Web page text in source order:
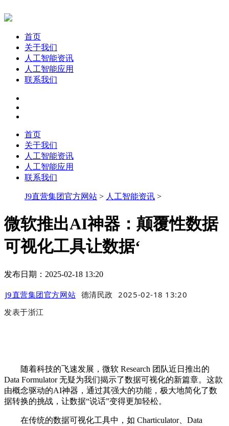
首页
关于我们
人工智能资讯
人工智能应用
联系我们
首页
关于我们
人工智能资讯
人工智能应用
联系我们
J9直营集团官方网站 > 人工智能资讯 >
微软推出AI神器：颠覆性数据
可视化工具让数据‘
发布日期：2025-02-18 13:20
J9直营集团官方网站 德清民政
2025-02-18 13:20
发表于浙江
随着科技的飞速发展，微软 Research 团队近日推出的
Data Formulator 无疑为我们揭示了数据可视化的新篇章。这款
由概念驱动的AI神器，通过其强大的功能，极大地简化了数
据转换的挑战，让数据“说话”变得更加轻松。
在传统的数据可视化工具中，如 Charticulator、Data